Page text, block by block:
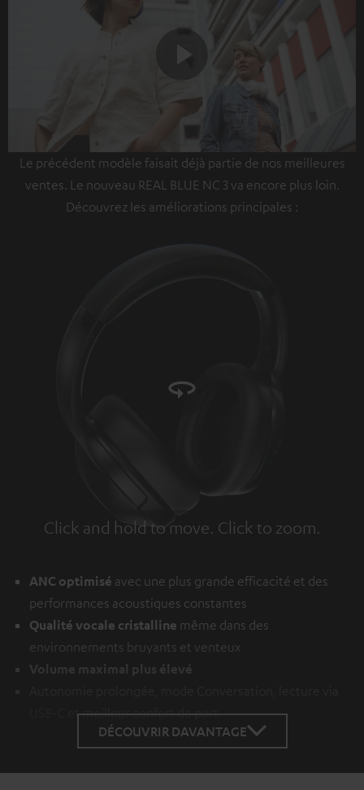
Play
Video
Le précédent modèle faisait déjà partie de nos meilleures
ventes. Le nouveau REAL BLUE NC 3 va encore plus loin.
Découvrez les améliorations principales :
Click and hold to move. Click to zoom.
Tap to zoom
ANC optimisé avec une plus grande efficacité et des
performances acoustiques constantes
Qualité vocale cristalline même dans des
environnements bruyants et venteux
Volume maximal plus élevé
USB-C et meilleur confort de port
DÉCOUVRIR DAVANTAGE